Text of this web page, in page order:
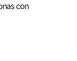
con